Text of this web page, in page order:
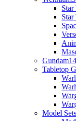
Star
Star
Gundam14
Tabletop
Model Sets